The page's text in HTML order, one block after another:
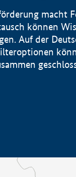
macht
können
Auf der